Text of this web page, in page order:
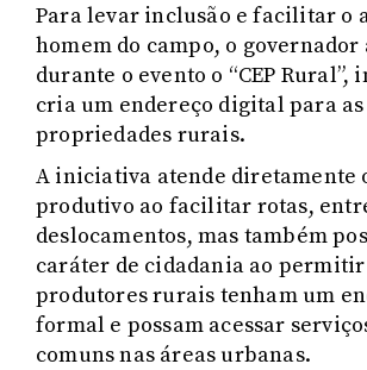
Para levar inclusão e facilitar o
homem do campo, o
durante o evento o “CEP
cria um endereço digital para as
propriedades rurais.
A iniciativa atende diretamente
produtivo ao facilitar rotas,
deslocamentos, mas também
caráter de cidadania ao permitir
produtores rurais tenham um
formal e possam acessar
comuns nas áreas urbanas.